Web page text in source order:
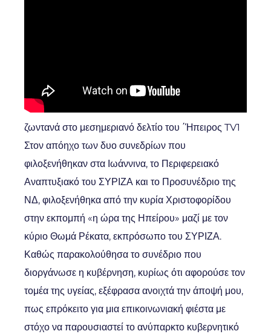
ζωντανά στο μεσημεριανό δελτίο του ΄Ήπειρος TV1
Στον απόηχο των δυο συνεδρίων που
φιλοξενήθηκαν στα Ιωάννινα, το Περιφερειακό
Αναπτυξιακό του ΣΥΡΙΖΑ και το Προσυνέδριο της
ΝΔ, φιλοξενήθηκα από την κυρία Χριστοφορίδου
στην εκπομπή «η ώρα της Ηπείρου» μαζί με τον
κύριο Θωμά Ρέκατα, εκπρόσωπο του ΣΥΡΙΖΑ.
Καθώς παρακολούθησα το συνέδριο που
διοργάνωσε η κυβέρνηση, κυρίως ότι αφορούσε τον
τομέα της υγείας, εξέφρασα ανοιχτά την άποψή μου,
πως επρόκειτο για μια επικοινωνιακή φιέστα με
στόχο να παρουσιαστεί το ανύπαρκτο κυβερνητικό